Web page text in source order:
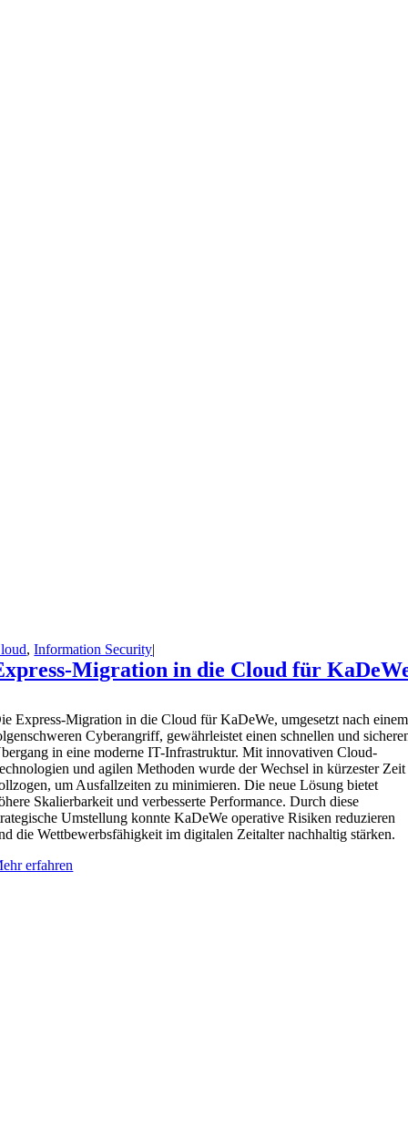
,Information Security|
Migration in die Cloud für
ie Express-Migration in die Cloud für KaDeWe, umgesetzt nach einem
Cyberangriff, gewährleistet einen schnellen und
in eine moderne IT-Infrastruktur. Mit innovativen Cloud-
und agilen Methoden wurde der Wechsel in kürzester Zeit
um Ausfallzeiten zu minimieren. Die neue Lösung bietet
Skalierbarkeit und verbesserte Performance. Durch diese
Umstellung konnte KaDeWe operative Risiken reduzieren
die Wettbewerbsfähigkeit im digitalen Zeitalter nachhaltig stärken.
erfahren